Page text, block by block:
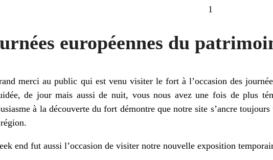
1
européennes du
merci au public qui est venu visiter le fort à l’occasion des
de jour mais aussi de nuit, vous nous avez une fois de plus
à la découverte du fort démontre que notre site s’ancre
end fut aussi l’occasion de visiter notre nouvelle exposition